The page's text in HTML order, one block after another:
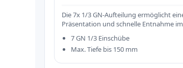
Die 7x 1/3 GN-Aufteilung ermöglicht
Präsentation und schnelle Entnahme
7 GN 1/3 Einschübe
Max. Tiefe bis 150 mm